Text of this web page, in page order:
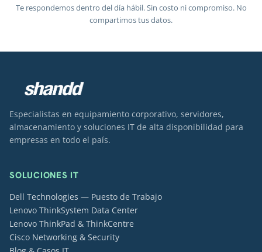
Te respondemos dentro del día hábil. Sin costo ni compromiso. No
compartimos tus datos.
Especialistas en equipamiento corporativo, servidores,
almacenamiento y soluciones IT de alta disponibilidad para
empresas en todo el país.
SOLUCIONES IT
Dell Technologies — Puesto de Trabajo
Lenovo ThinkSystem Data Center
Lenovo ThinkPad & ThinkCentre
Cisco Networking & Security